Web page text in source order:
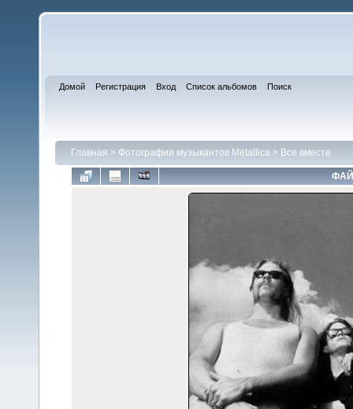
Домой Регистрация Вход Список альбомов Поиск
Главная > Фотографии музыкантов Metallica > Все вместе